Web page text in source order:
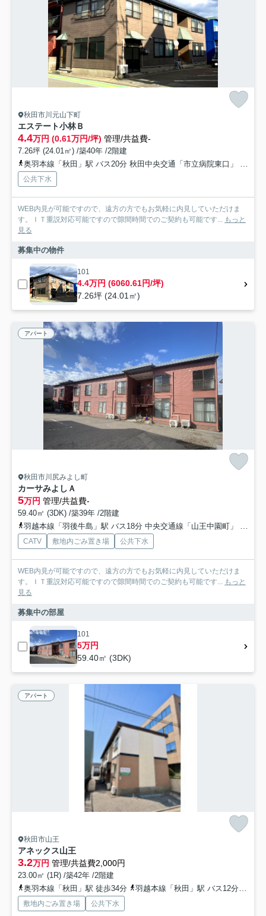
秋田市川元山下町
エステート小林Ｂ
4.4万円 (0.61万円/坪) 管理/共益費-
7.26坪 (24.01㎡) /築40年 /2階建
奥羽本線「秋田」駅 バス20分 秋田中央交通「市立病院東口」 停歩1分
公共下水
WEB内見が可能ですので、遠方の方でもお気軽に内見していただけま
す。ＩＴ重説対応可能ですので隙間時間でのご契約も可能です... もっと
見る
募集中の物件
101
4.4万円 (6060.61円/坪)
7.26坪 (24.01㎡)
アパート
秋田市川尻みよし町
カーサみよしＡ
5万円 管理/共益費-
59.40㎡ (3DK) /築39年 /2階建
羽越本線「羽後牛島」駅 バス18分 中央交通線「山王中園町」 停歩3分
CATV 敷地内ごみ置き場 公共下水
WEB内見が可能ですので、遠方の方でもお気軽に内見していただけま
す。ＩＴ重説対応可能ですので隙間時間でのご契約も可能です... もっと
見る
募集中の部屋
101
5万円
59.40㎡ (3DK)
アパート
秋田市山王
アネックス山王
3.2万円 管理/共益費2,000円
23.00㎡ (1R) /築42年 /2階建
奥羽本線「秋田」駅 徒歩34分
羽越本線「秋田」駅 バス12分 秋田中央交通「県庁市役所前（秋田県）」 停歩6分
敷地内ごみ置き場 公共下水